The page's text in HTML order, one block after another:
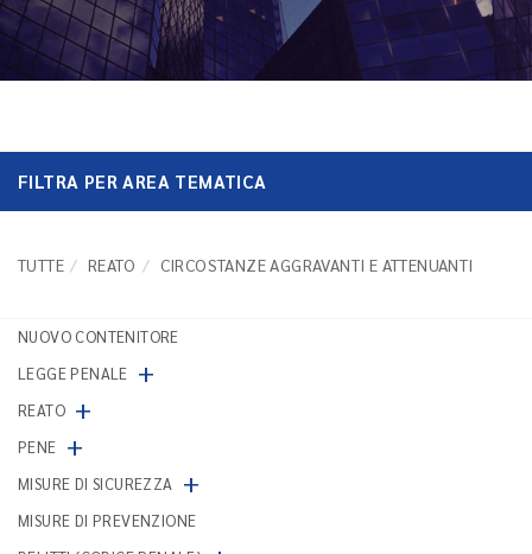
FILTRA PER AREA TEMATICA
TUTTE REATO CIRCOSTANZE AGGRAVANTI E ATTENUANTI
NUOVO CONTENITORE
LEGGE PENALE +
REATO +
PENE +
MISURE DI SICUREZZA +
MISURE DI PREVENZIONE